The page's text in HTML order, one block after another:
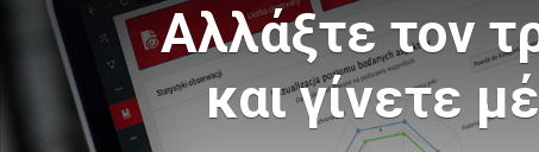
Αλλάξτε τον
και γίνετε